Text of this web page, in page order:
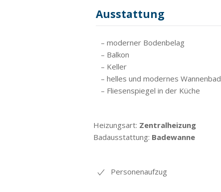
Ausstattung
– moderner Bodenbelag
– Balkon
– Keller
– helles und modernes Wannenbad
– Fliesenspiegel in der Küche
Heizungsart: Zentralheizung
Badausstattung: Badewanne
Personenaufzug